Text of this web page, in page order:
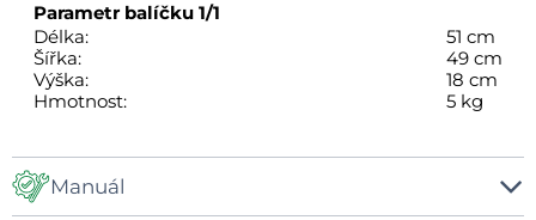
Parametr balíčku 1/1
Délka:
51 cm
Šířka:
49 cm
Výška:
18 cm
Hmotnost:
5 kg
Manuál